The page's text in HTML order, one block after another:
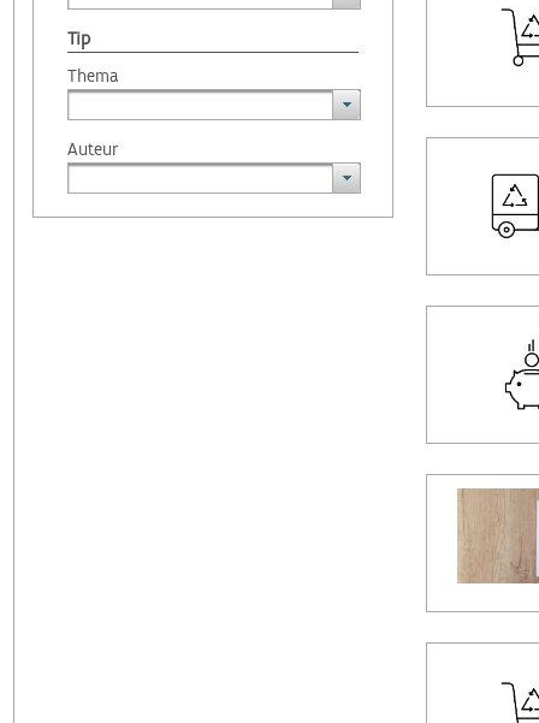
Tip
Thema
Auteur